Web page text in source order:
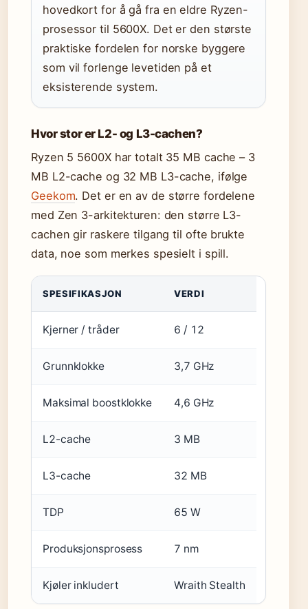
hovedkort for å gå fra en eldre Ryzen-
prosessor til 5600X. Det er den største
praktiske fordelen for norske byggere
som vil forlenge levetiden på et
eksisterende system.
Hvor stor er L2- og L3-cachen?
Ryzen 5 5600X har totalt 35 MB cache – 3
MB L2-cache og 32 MB L3-cache, ifølge
Geekom. Det er en av de større fordelene
med Zen 3-arkitekturen: den større L3-
cachen gir raskere tilgang til ofte brukte
data, noe som merkes spesielt i spill.
SPESIFIKASJON VERDI
Kjerner / tråder 6 / 12
Grunnklokke 3,7 GHz
Maksimal boostklokke 4,6 GHz
L2-cache 3 MB
L3-cache 32 MB
TDP 65 W
Produksjonsprosess 7 nm
Kjøler inkludert Wraith Stealth